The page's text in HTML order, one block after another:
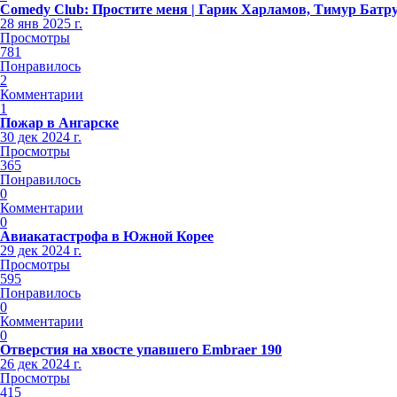
Comedy Club: Простите меня | Гарик Харламов, Тимур
28 янв 2025 г.
Просмотры
781
Понравилось
2
Комментарии
1
Пожар в Ангарске
30 дек 2024 г.
Просмотры
365
Понравилось
0
Комментарии
0
Авиакатастрофа в Южной Корее
29 дек 2024 г.
Просмотры
595
Понравилось
0
Комментарии
0
Отверстия на хвосте упавшего Embraer 190
26 дек 2024 г.
Просмотры
415